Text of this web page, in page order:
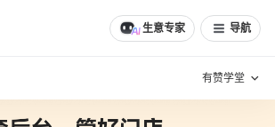
生意专家 导航
有赞学堂